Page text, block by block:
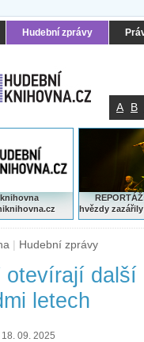
Hudební zprávy
A B
hvězdy
| Hudební zprávy
otevírají
letech
09. 2025